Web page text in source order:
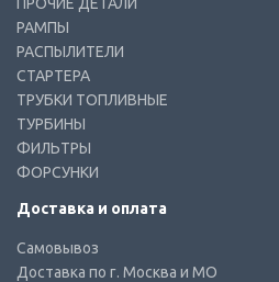
РАМПЫ
РАСПЫЛИТЕЛИ
СТАРТЕРА
ТРУБКИ ТОПЛИВНЫЕ
ТУРБИНЫ
ФИЛЬТРЫ
ФОРСУНКИ
Доставка и оплата
Самовывоз
Доставка по г. Москва и МО